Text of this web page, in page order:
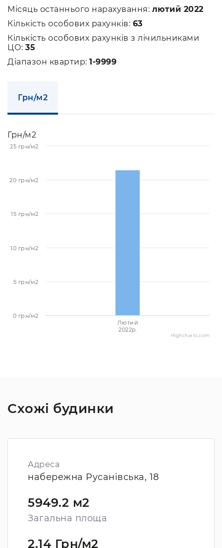
Місяць останнього нарахування: лютий 2022
Кількість особових рахунків: 63
Кількість особових рахунків з лічильниками
ЦО: 35
Діапазон квартир: 1-9999
Грн/м2
Грн/м2
Лютий
2022p.
0 грн/м2
5 грн/м2
10 грн/м2
15 грн/м2
20 грн/м2
25 грн/м2
Highcharts.com
Схожі будинки
Адреса
набережна Русанівська, 18
5949.2 м2
Загальна площа
2.14 Грн/м2